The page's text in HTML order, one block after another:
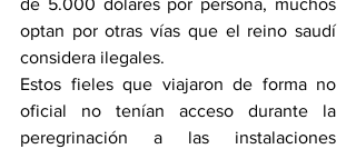
de 5.000 dólares por persona, muchos
optan por otras vías que el reino saudí
considera ilegales.
Estos fieles que viajaron de forma no
oficial no tenían acceso durante la
peregrinación a las instalaciones